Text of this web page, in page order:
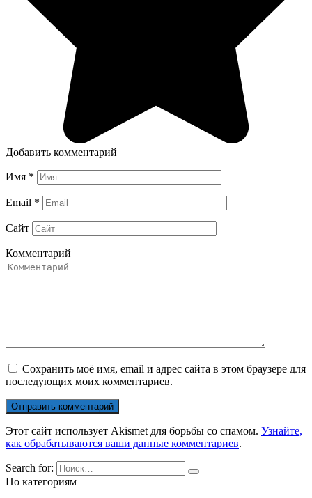
Добавить комментарий
Имя *
Email *
Сайт
Комментарий
Сохранить моё имя, email и адрес сайта в этом браузере для
последующих моих комментариев.
Этот сайт использует Akismet для борьбы со спамом. Узнайте,
как обрабатываются ваши данные комментариев.
Search for:
По категориям